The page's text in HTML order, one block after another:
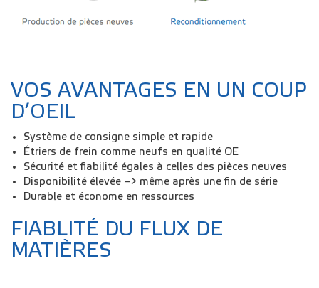
VOS AVANTAGES EN UN COUP
D’OEIL
Système de consigne simple et rapide
Étriers de frein comme neufs en qualité OE
Sécurité et fiabilité égales à celles des pièces neuves
Disponibilité élevée –> même après une fin de série
Durable et économe en ressources
FIABLITÉ DU FLUX DE
MATIÈRES